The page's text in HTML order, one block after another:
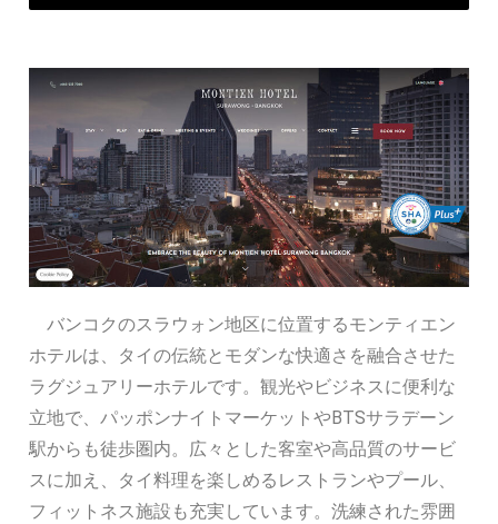
バンコクのスラウォン地区に位置するモンティエン
ホテルは、タイの伝統とモダンな快適さを融合させた
ラグジュアリーホテルです。観光やビジネスに便利な
立地で、パッポンナイトマーケットやBTSサラデーン
駅からも徒歩圏内。広々とした客室や高品質のサービ
スに加え、タイ料理を楽しめるレストランやプール、
フィットネス施設も充実しています。洗練された雰囲